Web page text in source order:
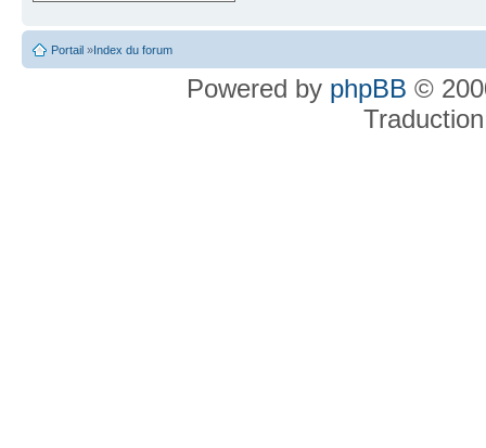
Portail »Index du forum
Powered by phpBB ©